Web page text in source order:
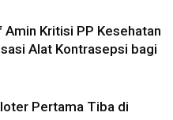
Amin Kritisi PP Kesehatan
Alat Kontrasepsi bagi
Pertama Tiba di